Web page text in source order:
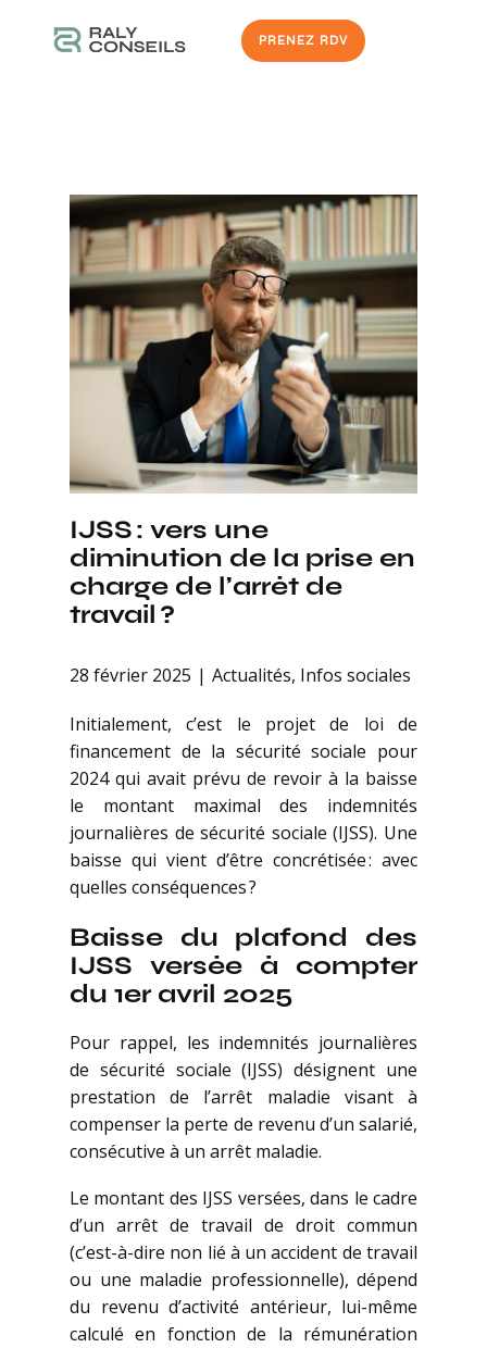
PRENEZ RDV
IJSS : vers une
diminution de la prise en
charge de l’arrêt de
travail ?
28 février 2025 Actualités, Infos sociales
Initialement, c’est le projet de loi de
financement de la sécurité sociale pour
2024 qui avait prévu de revoir à la baisse
le montant maximal des indemnités
journalières de sécurité sociale (IJSS). Une
baisse qui vient d’être concrétisée : avec
quelles conséquences ?
Baisse du plafond des
IJSS versée à compter
du 1er avril 2025
Pour rappel, les indemnités journalières
de sécurité sociale (IJSS) désignent une
prestation de l’arrêt maladie visant à
compenser la perte de revenu d’un salarié,
consécutive à un arrêt maladie.
Le montant des IJSS versées, dans le cadre
d’un arrêt de travail de droit commun
(c’est-à-dire non lié à un accident de travail
ou une maladie professionnelle), dépend
du revenu d’activité antérieur, lui-même
calculé en fonction de la rémunération